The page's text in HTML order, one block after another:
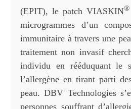
(EPIT), le patch VIASKIN®
microgrammes d’un
immunitaire à travers une
traitement non invasif
individu en rééduquant le
l’allergène en tirant parti
peau. DBV Technologies
personnes souffrant